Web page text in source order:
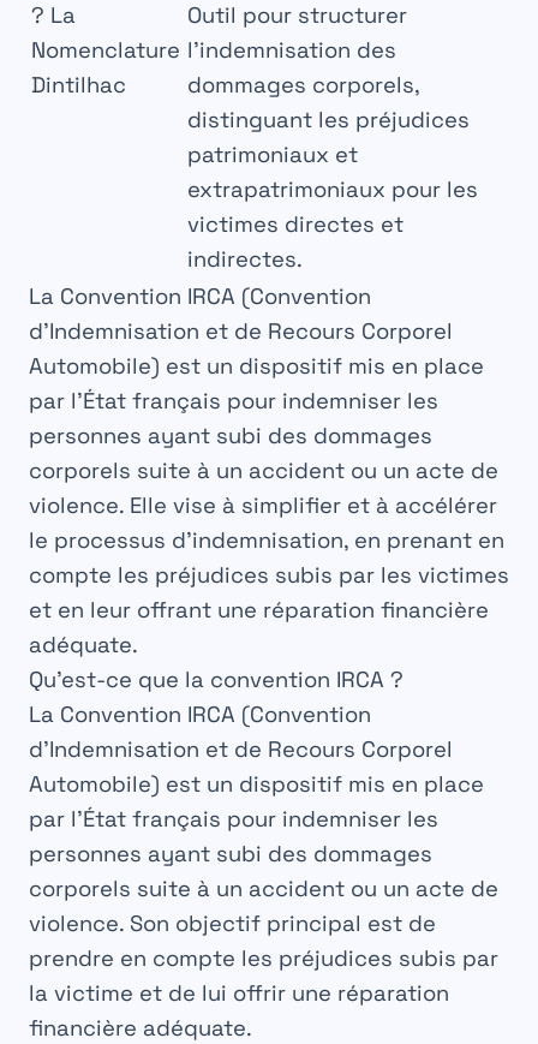
? La
Nomenclature
Dintilhac
Outil pour structurer
l’indemnisation des
dommages corporels,
distinguant les préjudices
patrimoniaux et
extrapatrimoniaux pour les
victimes directes et
indirectes.
La Convention IRCA (Convention
d’Indemnisation et de Recours Corporel
Automobile) est un dispositif mis en place
par l’État français pour indemniser les
personnes ayant subi des dommages
corporels suite à un accident ou un acte de
violence. Elle vise à simplifier et à accélérer
le processus d’indemnisation, en prenant en
compte les préjudices subis par les victimes
et en leur offrant une réparation financière
adéquate.
Qu’est-ce que la convention IRCA ?
La Convention IRCA (Convention
d’Indemnisation et de Recours Corporel
Automobile) est un dispositif mis en place
par l’État français pour indemniser les
personnes ayant subi des dommages
corporels suite à un accident ou un acte de
violence. Son objectif principal est de
prendre en compte les préjudices subis par
la victime et de lui offrir une réparation
financière adéquate.